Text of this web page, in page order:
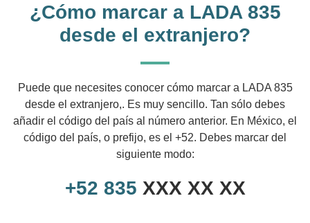
¿Cómo marcar a LADA 835
desde el extranjero?
Puede que necesites conocer cómo marcar a LADA 835
desde el extranjero,. Es muy sencillo. Tan sólo debes
añadir el código del país al número anterior. En México, el
código del país, o prefijo, es el +52. Debes marcar del
siguiente modo:
+52 835 XXX XX XX